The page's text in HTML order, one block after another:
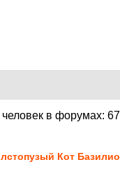
Кот Базилио